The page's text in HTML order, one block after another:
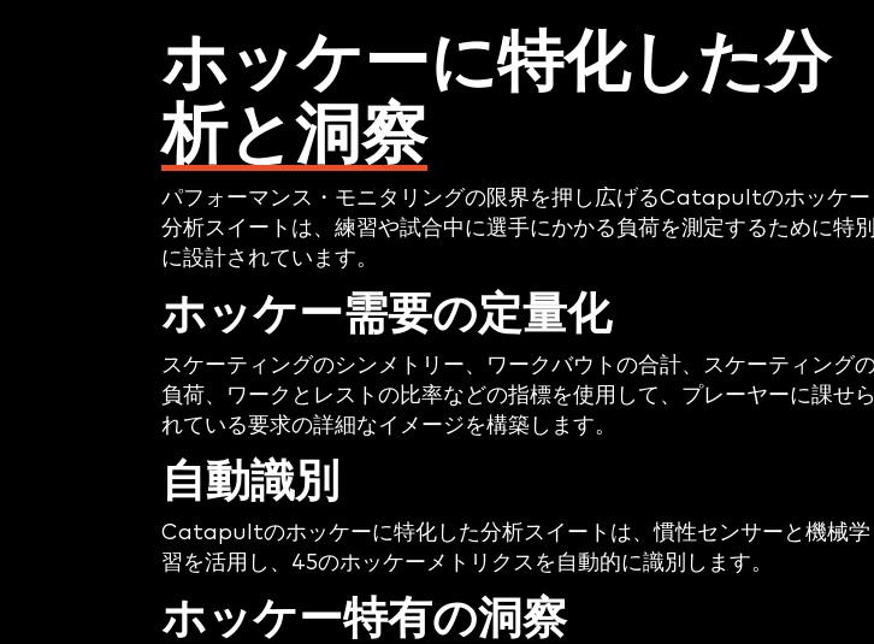
ホッケーに特化した分
析と洞察
パフォーマンス・モニタリングの限界を押し広げるCatapultのホッケー
分析スイートは、練習や試合中に選手にかかる負荷を測定するために特別
に設計されています。
ホッケー需要の定量化
スケーティングのシンメトリー、ワークバウトの合計、スケーティング
負荷、ワークとレストの比率などの指標を使用して、プレーヤーに課せら
れている要求の詳細なイメージを構築します。
自動識別
Catapultのホッケーに特化した分析スイートは、慣性センサーと機械学
習を活用し、45のホッケーメトリクスを自動的に識別します。
ホッケー特有の洞察